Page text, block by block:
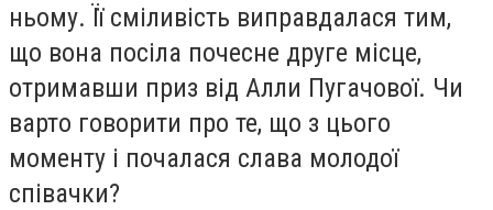
ньому. Її сміливість виправдалася тим,
що вона посіла почесне друге місце,
отримавши приз від Алли Пугачової. Чи
варто говорити про те, що з цього
моменту і почалася слава молодої
співачки?